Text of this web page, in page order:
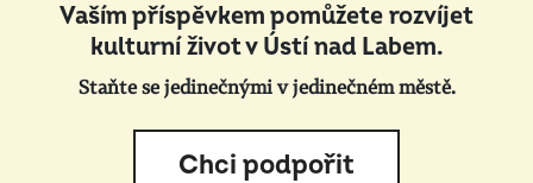
Vaším příspěvkem pomůžete rozvíjet
kulturní život v Ústí nad Labem.
Staňte se jedinečnými v jedinečném městě.
Chci podpořit